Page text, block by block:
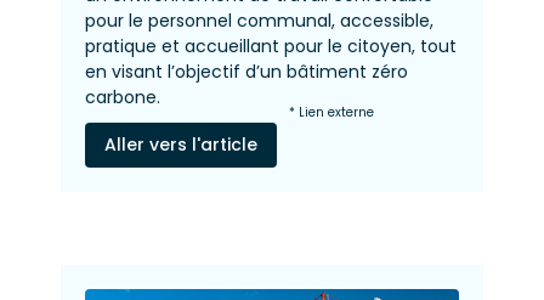
pour le personnel communal, accessible,
pratique et accueillant pour le citoyen, tout
en visant l’objectif d’un bâtiment zéro
carbone.
Aller vers l'article
* Lien externe